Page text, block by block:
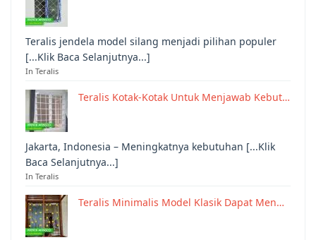
Teralis jendela model silang menjadi pilihan populer
[...Klik Baca Selanjutnya...]
In Teralis
Teralis Kotak-Kotak Untuk Menjawab Kebut…
Jakarta, Indonesia – Meningkatnya kebutuhan [...Klik
Baca Selanjutnya...]
In Teralis
Teralis Minimalis Model Klasik Dapat Men…